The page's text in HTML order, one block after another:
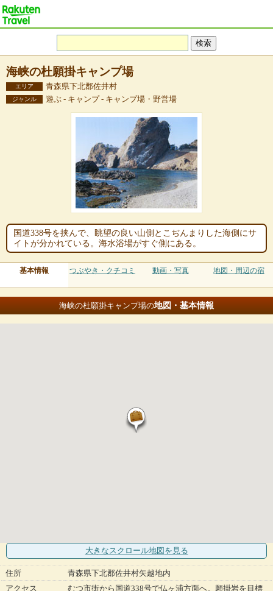
海峡の杜願掛キャンプ場
エリア 青森県下北郡佐井村
ジャンル 遊ぶ - キャンプ - キャンプ場・野営場
国道338号を挟んで、眺望の良い山側とこぢんまりした海側にサ
イトが分かれている。海水浴場がすぐ側にある。
基本情報 つぶやき・クチコミ 動画・写真 地図・周辺の宿
海峡の杜願掛キャンプ場の地図・基本情報
大きなスクロール地図 を見る
住所
青森県下北郡佐井村矢越地内
アクセス
むつ市街から国道338号で仏ヶ浦方面へ。願掛岩を目標